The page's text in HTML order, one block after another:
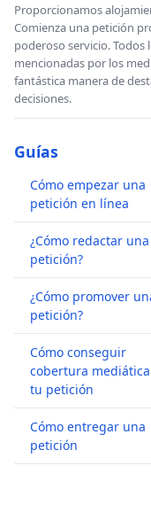
Proporcionamos
Comienza una petición
poderoso servicio. Todos
mencionadas por los
fantástica manera de
decisiones.
Guías
Cómo empezar una
petición en línea
¿Cómo redactar una
petición?
¿Cómo promover
petición?
Cómo conseguir
cobertura
tu petición
Cómo entregar una
petición